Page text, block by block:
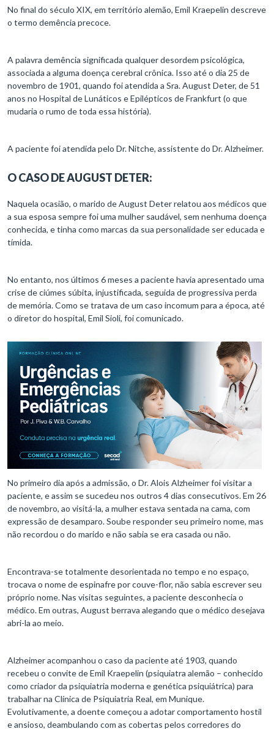
No final do século XIX, em território alemão, Emil Kraepelin descreve
o termo demência precoce.
A palavra demência significada qualquer desordem psicológica,
associada a alguma doença cerebral crônica. Isso até o dia 25 de
novembro de 1901, quando foi atendida a Sra. August Deter, de 51
anos no Hospital de Lunáticos e Epilépticos de Frankfurt (o que
mudaria o rumo de toda essa história).
A paciente foi atendida pelo Dr. Nitche, assistente do Dr. Alzheimer.
O CASO DE AUGUST DETER:
Naquela ocasião, o marido de August Deter relatou aos médicos que
a sua esposa sempre foi uma mulher saudável, sem nenhuma doença
conhecida, e tinha como marcas da sua personalidade ser educada e
tímida.
No entanto, nos últimos 6 meses a paciente havia apresentado uma
crise de ciúmes súbita, injustificada, seguida de progressiva perda
de memória. Como se tratava de um caso incomum para a época, até
o diretor do hospital, Emil Sioli, foi comunicado.
No primeiro dia após a admissão, o Dr. Alois Alzheimer foi visitar a
paciente, e assim se sucedeu nos outros 4 dias consecutivos. Em 26
de novembro, ao visitá-la, a mulher estava sentada na cama, com
expressão de desamparo. Soube responder seu primeiro nome, mas
não recordou o do marido e não sabia se era casada ou não.
Encontrava-se totalmente desorientada no tempo e no espaço,
trocava o nome de espinafre por couve-flor, não sabia escrever seu
próprio nome. Nas visitas seguintes, a paciente desconhecia o
médico. Em outras, August berrava alegando que o médico desejava
abri-la ao meio.
Alzheimer acompanhou o caso da paciente até 1903, quando
recebeu o convite de Emil Kraepelin (psiquiatra alemão – conhecido
como criador da psiquiatria moderna e genética psiquiátrica) para
trabalhar na Clínica de Psiquiatria Real, em Munique.
Evolutivamente, a doente começou a adotar comportamento hostil
e ansioso, deambulando com as cobertas pelos corredores do